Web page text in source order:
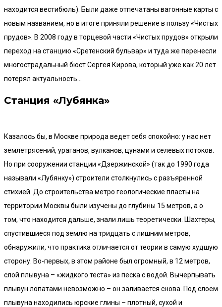
находится вестибюль). Были даже отпечатаны вагонные карты с
новым названием, но в итоге приняли решение в пользу «Чистых
прудов». В 2008 году в торцевой части «Чистых прудов» открыли
переход на станцию «Сретенский бульвар» и туда же перенесли
многострадальный бюст Сергея Кирова, который уже как 20 лет
потерял актуальность…
Станция «Лубянка»
Казалось бы, в Москве природа ведет себя спокойно: у нас нет
землетрясений, ураганов, вулканов, цунами и селевых потоков.
Но при сооружении станции «Дзержинской» (так до 1990 года
называли «Лубянку») строители столкнулись с разъяренной
стихией. До строительства метро геологические пласты на
территории Москвы были изучены до глубины 15 метров, а о
том, что находится дальше, знали лишь теоретически. Шахтеры,
спустившиеся под землю на тридцать с лишним метров,
обнаружили, что практика отличается от теории в самую худшую
сторону. Во-первых, в этом районе был огромный, в 12 метров,
слой плывуна – «жидкого теста» из песка с водой. Вычерпывать
плывун лопатами невозможно – он заливается снова. Под слоем
плывуна находились юрские глины – плотный, сухой и